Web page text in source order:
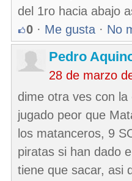
del 1ro hacia abajo
0 · Me gusta · No
Pedro
28 de marzo
dime otra ves con
jugado peor que
los matanceros, 9
piratas si han dado
tiene que sacar, asi